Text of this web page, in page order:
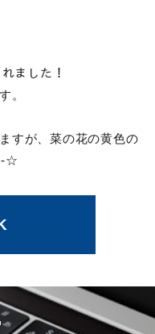
ました！
。
すが、菜の花の黄色の
☆